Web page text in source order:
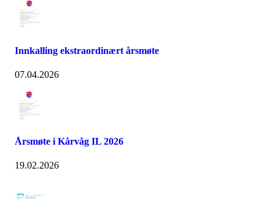
Innkalling ekstraordinært årsmøte
07.04.2026
Årsmøte i Kårvåg IL 2026
19.02.2026